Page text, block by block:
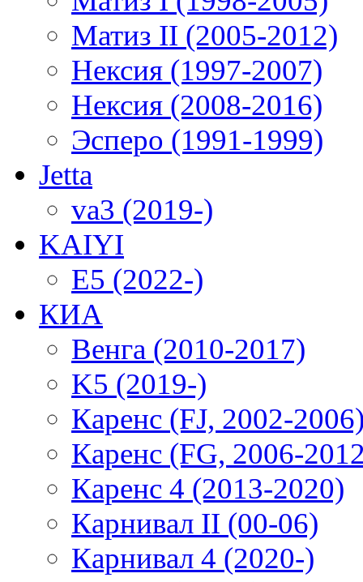
Матиз II (2005-2012)
Нексия (1997-2007)
Нексия (2008-2016)
Эсперо (1991-1999)
Jetta
va3 (2019-)
KAIYI
E5 (2022-)
КИА
Венга (2010-2017)
K5 (2019-)
Каренс (FJ, 2002-
Каренс (FG, 2006-
Каренс 4 (2013-2020)
Карнивал II (00-06)
Карнивал 4 (2020-)